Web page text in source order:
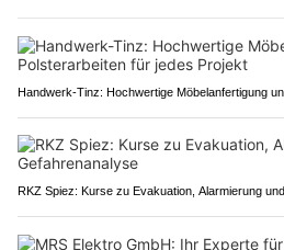
Handwerk-Tinz: Hochwertige Möbelanfertigung
RKZ Spiez: Kurse zu Evakuation, Alarmierung